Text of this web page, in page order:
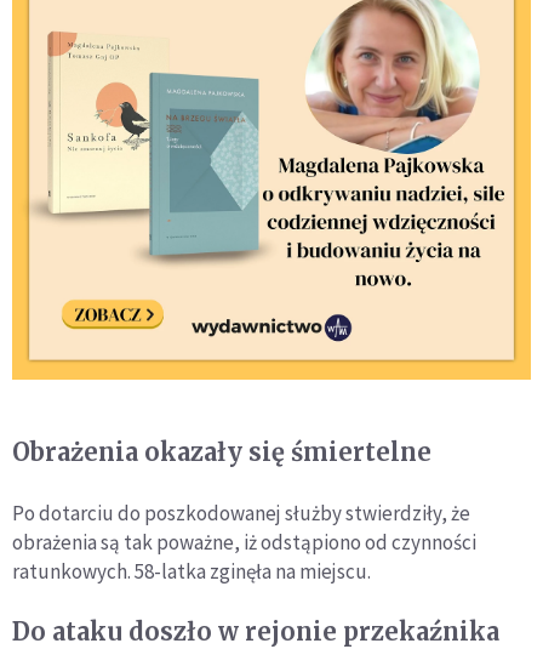
Obrażenia okazały się śmiertelne
Po dotarciu do poszkodowanej służby stwierdziły, że
obrażenia są tak poważne, iż odstąpiono od czynności
ratunkowych. 58-latka zginęła na miejscu.
Do ataku doszło w rejonie przekaźnika